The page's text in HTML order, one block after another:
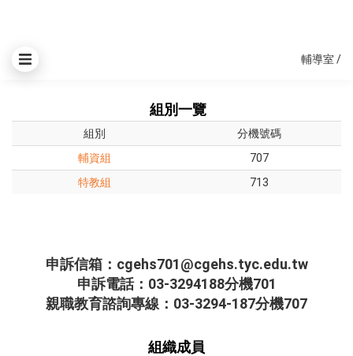
輔導室 /
組別一覽
組別
分機號碼
輔資組
707
特教組
713
申訴信箱：cgehs701@cgehs.tyc.edu.tw
申訴電話：03-3294188分機701
親職教育諮詢專線：03-3294-187分機707
組織成員